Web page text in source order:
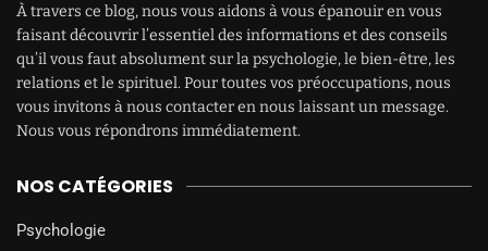
À travers ce blog, nous vous aidons à vous épanouir en vous
faisant découvrir l’essentiel des informations et des conseils
qu’il vous faut absolument sur la psychologie, le bien-être, les
relations et le spirituel. Pour toutes vos préoccupations, nous
vous invitons à nous contacter en nous laissant un message.
Nous vous répondrons immédiatement.
NOS CATÉGORIES
Psychologie